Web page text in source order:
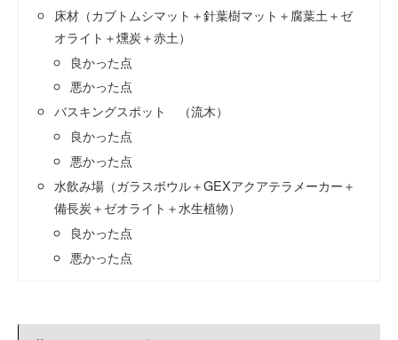
床材（カブトムシマット＋針葉樹マット＋腐葉土＋ゼ
オライト＋燻炭＋赤土）
良かった点
悪かった点
バスキングスポット （流木）
良かった点
悪かった点
水飲み場（ガラスボウル＋GEXアクアテラメーカー＋
備長炭＋ゼオライト＋水生植物）
良かった点
悪かった点